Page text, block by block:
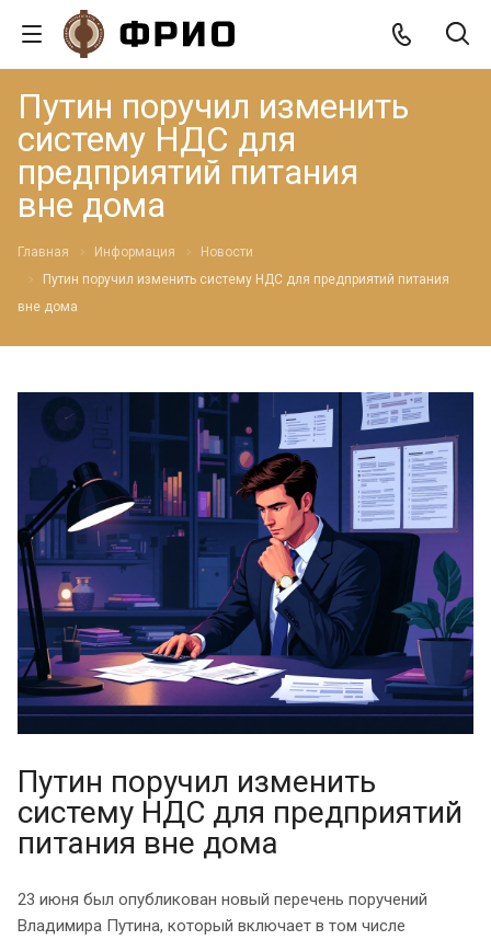
Путин поручил изменить
систему НДС для
предприятий питания
вне дома
Главная Информация
Новости
Путин поручил изменить систему НДС для предприятий питания
вне дома
Путин поручил изменить
систему НДС для предприятий
питания вне дома
23 июня был опубликован новый перечень поручений
Владимира Путина, который включает в том числе